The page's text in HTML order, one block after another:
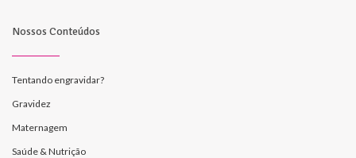
Nossos Conteúdos
Tentando engravidar?
Gravidez
Maternagem
Saúde & Nutrição